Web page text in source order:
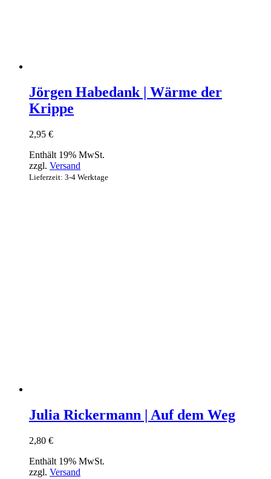
Jörgen Habedank | Wärme der
Krippe
2,95 €
Enthält 19% MwSt.
zzgl. Versand
Lieferzeit: 3-4 Werktage
Julia Rickermann | Auf dem Weg
2,80 €
Enthält 19% MwSt.
zzgl. Versand